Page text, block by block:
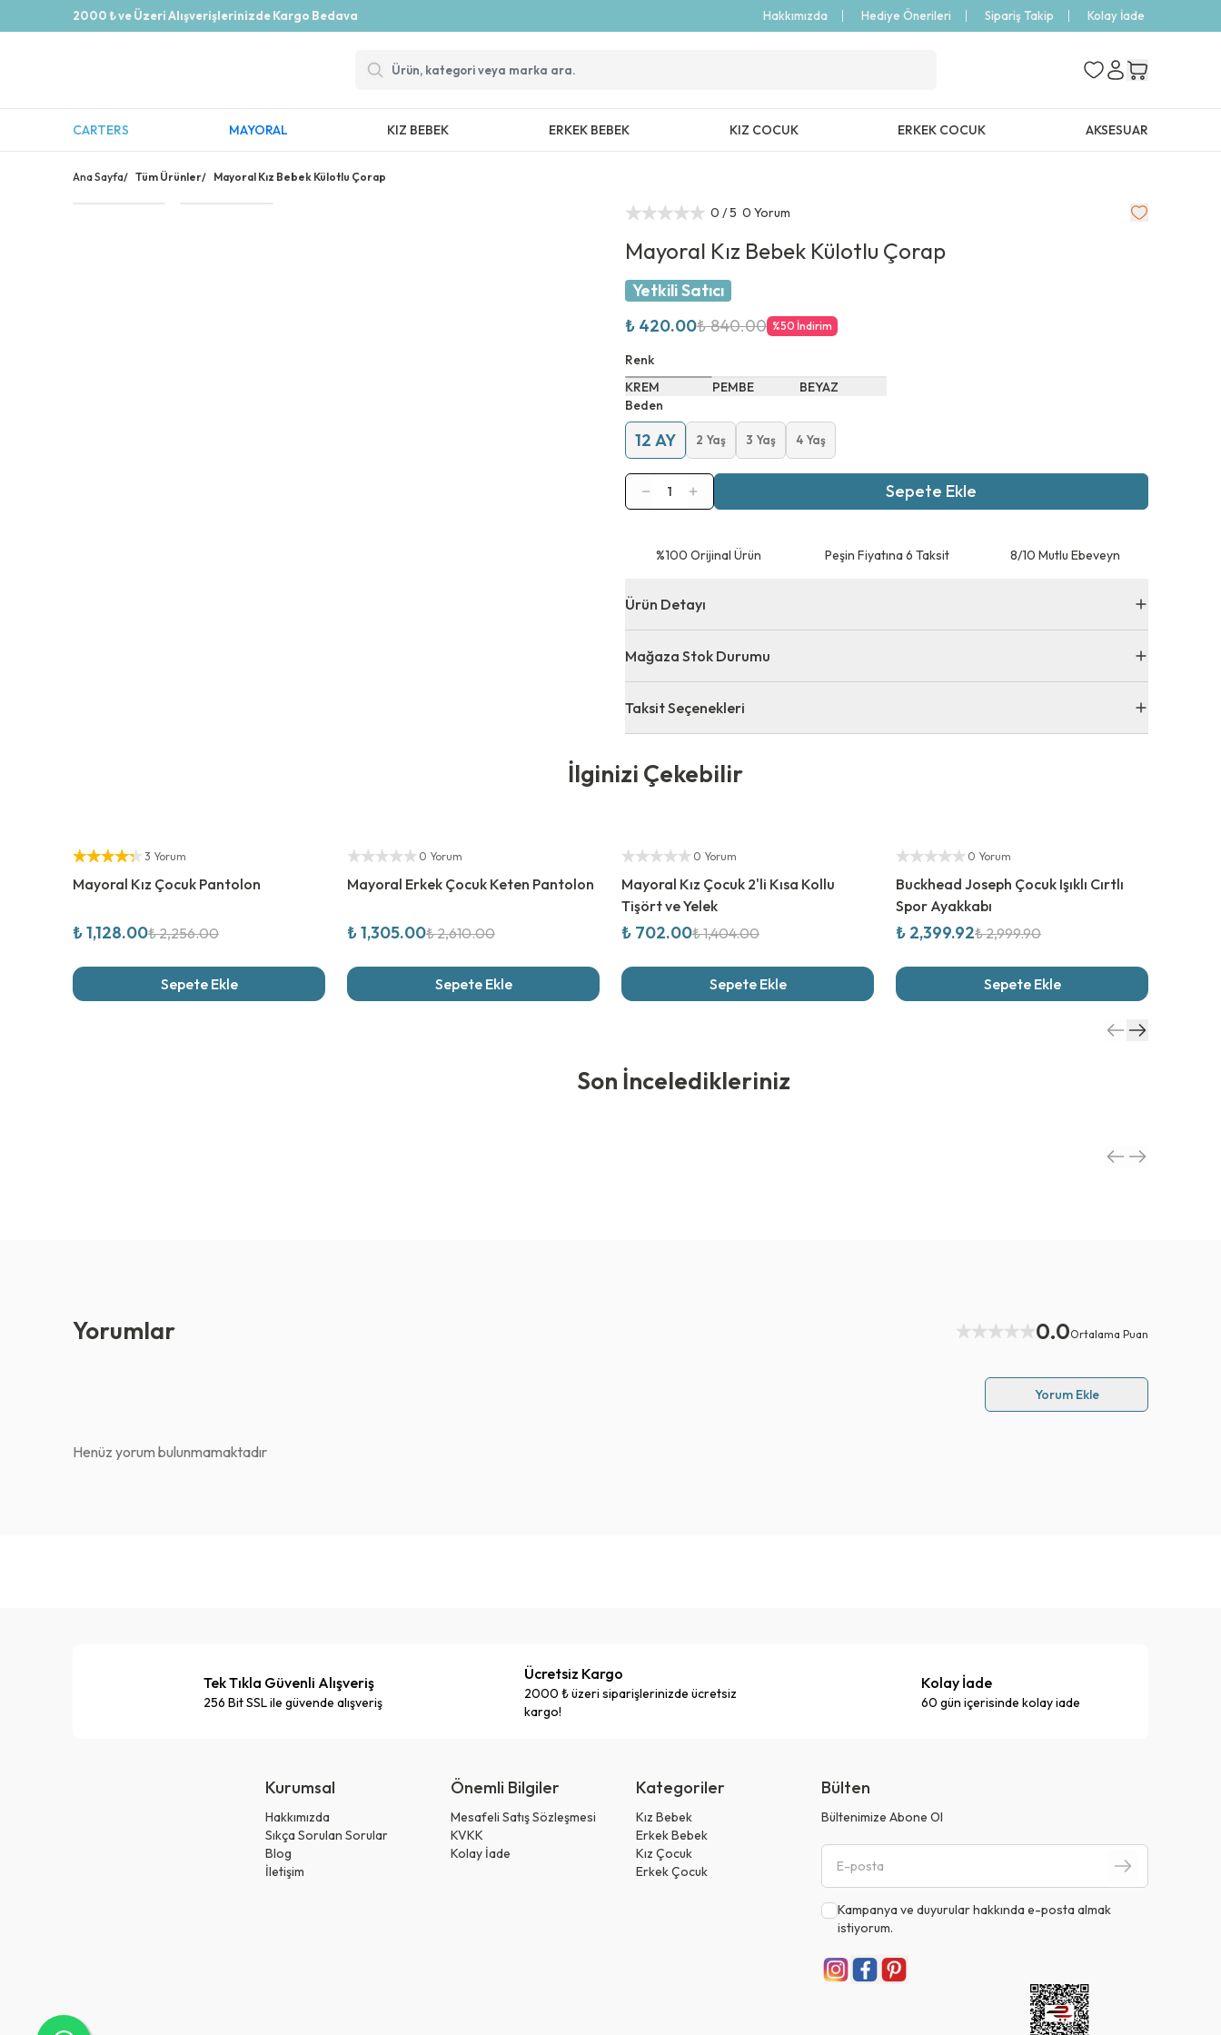
2000 ₺ ve Üzeri Alışverişlerinizde Kargo Bedava Hakkımızda Hediye Önerileri Sipariş Takip Kolay İade
CARTERS MAYORAL KIZ BEBEK ERKEK BEBEK KIZ COCUK ERKEK COCUK AKSESUAR
Ana Sayfa/ Tüm Ürünler/ Mayoral Kız Bebek Külotlu Çorap
0 / 5 0 Yorum
Mayoral Kız Bebek Külotlu Çorap
Yetkili Satıcı
₺ 420.00₺ 840.00 %50 İndirim
Renk
KREM
PEMBE
BEYAZ
Beden
12 AY 2 Yaş 3 Yaş 4 Yaş
1 Sepete Ekle
⁠%100 Orijinal Ürün Peşin Fiyatına 6 Taksit 8/10 Mutlu Ebeveyn
Ürün Detayı
Mağaza Stok Durumu
Taksit Seçenekleri
İlginizi Çekebilir
Yetkili Satıcı
3 Yorum
Mayoral Kız Çocuk Pantolon
₺ 1,128.00₺ 2,256.00
Sepete Ekle
Yetkili Satıcı
0 Yorum
Mayoral Erkek Çocuk Keten Pantolon
₺ 1,305.00₺ 2,610.00
Sepete Ekle
Yetkili Satıcı
0 Yorum
Mayoral Kız Çocuk 2'li Kısa Kollu
Tişört ve Yelek
₺ 702.00₺ 1,404.00
Sepete Ekle
Yetkili Satıcı
0 Yorum
Buckhead Joseph Çocuk Işıklı Cırtlı
Spor Ayakkabı
₺ 2,399.92₺ 2,999.90
Sepete Ekle
Son İnceledikleriniz
Yorumlar 0.0Ortalama Puan
Yorum Ekle
Henüz yorum bulunmamaktadır
Tek Tıkla Güvenli Alışveriş
256 Bit SSL ile güvende alışveriş
Ücretsiz Kargo
2000 ₺ üzeri siparişlerinizde ücretsiz
kargo!
Kolay İade
60 gün içerisinde kolay iade
Kurumsal
Hakkımızda
Sıkça Sorulan Sorular
Blog
İletişim
Önemli Bilgiler
Mesafeli Satış Sözleşmesi
KVKK
Kolay İade
Kategoriler
Kız Bebek
Erkek Bebek
Kız Çocuk
Erkek Çocuk
Bülten
Bültenimize Abone Ol
Kampanya ve duyurular hakkında e-posta almak
istiyorum.